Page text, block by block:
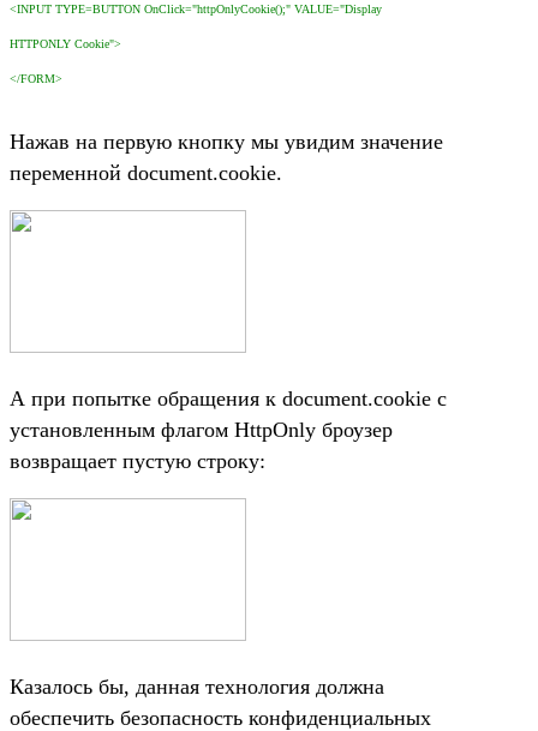
<INPUT TYPE=BUTTON OnClick="httpOnlyCookie();" VALUE="Display
HTTPONLY Cookie">
</FORM>
Нажав на первую кнопку мы увидим значение
переменной document.cookie.
А при попытке обращения к document.cookie с
установленным флагом HttpOnly броузер
возвращает пустую строку:
Казалось бы, данная технология должна
обеспечить безопасность конфиденциальных